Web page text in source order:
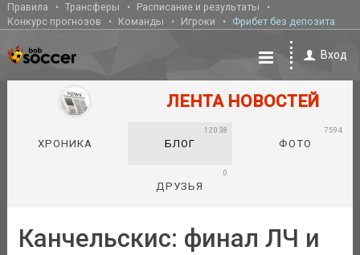
Правила Трансферы
Расписание и результаты
Конкурс прогнозов
Команды Игроки Фрибет без депозита
Вход
ЛЕНТА НОВОСТЕЙ
ХРОНИКА БЛОГ
12038
ФОТО
7594
ДРУЗЬЯ
0
Канчельскис: финал ЛЧ и